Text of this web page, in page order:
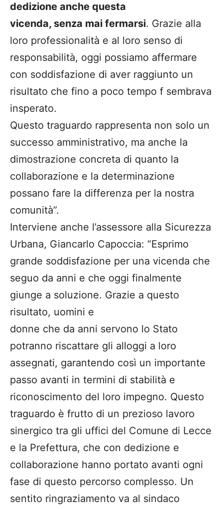
dedizione anche questa
vicenda, senza mai fermarsi. Grazie alla
loro professionalità e al loro senso di
responsabilità, oggi possiamo affermare
con soddisfazione di aver raggiunto un
risultato che fino a poco tempo f sembrava
insperato.
Questo traguardo rappresenta non solo un
successo amministrativo, ma anche la
dimostrazione concreta di quanto la
collaborazione e la determinazione
possano fare la differenza per la nostra
comunità”.
Interviene anche l’assessore alla Sicurezza
Urbana, Giancarlo Capoccia: “Esprimo
grande soddisfazione per una vicenda che
seguo da anni e che oggi finalmente
giunge a soluzione. Grazie a questo
risultato, uomini e
donne che da anni servono lo Stato
potranno riscattare gli alloggi a loro
assegnati, garantendo così un importante
passo avanti in termini di stabilità e
riconoscimento del loro impegno. Questo
traguardo è frutto di un prezioso lavoro
sinergico tra gli uffici del Comune di Lecce
e la Prefettura, che con dedizione e
collaborazione hanno portato avanti ogni
fase di questo percorso complesso. Un
sentito ringraziamento va al sindaco